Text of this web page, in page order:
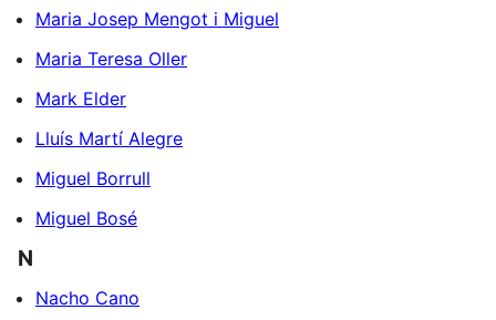
Maria Josep Mengot i Miguel
Maria Teresa Oller
Mark Elder
Lluís Martí Alegre
Miguel Borrull
Miguel Bosé
N
Nacho Cano